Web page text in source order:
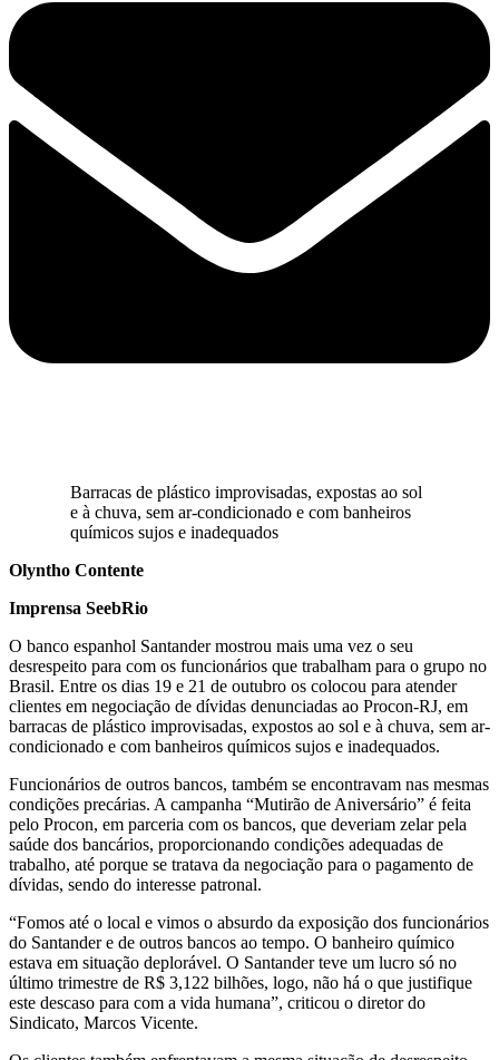
Barracas de plástico improvisadas, expostas ao sol
e à chuva, sem ar-condicionado e com banheiros
químicos sujos e inadequados
Olyntho Contente
Imprensa SeebRio
O banco espanhol Santander mostrou mais uma vez o seu
desrespeito para com os funcionários que trabalham para o grupo no
Brasil. Entre os dias 19 e 21 de outubro os colocou para atender
clientes em negociação de dívidas denunciadas ao Procon-RJ, em
barracas de plástico improvisadas, expostos ao sol e à chuva, sem ar-
condicionado e com banheiros químicos sujos e inadequados.
Funcionários de outros bancos, também se encontravam nas mesmas
condições precárias. A campanha “Mutirão de Aniversário” é feita
pelo Procon, em parceria com os bancos, que deveriam zelar pela
saúde dos bancários, proporcionando condições adequadas de
trabalho, até porque se tratava da negociação para o pagamento de
dívidas, sendo do interesse patronal.
“Fomos até o local e vimos o absurdo da exposição dos funcionários
do Santander e de outros bancos ao tempo. O banheiro químico
estava em situação deplorável. O Santander teve um lucro só no
último trimestre de R$ 3,122 bilhões, logo, não há o que justifique
este descaso para com a vida humana”, criticou o diretor do
Sindicato, Marcos Vicente.